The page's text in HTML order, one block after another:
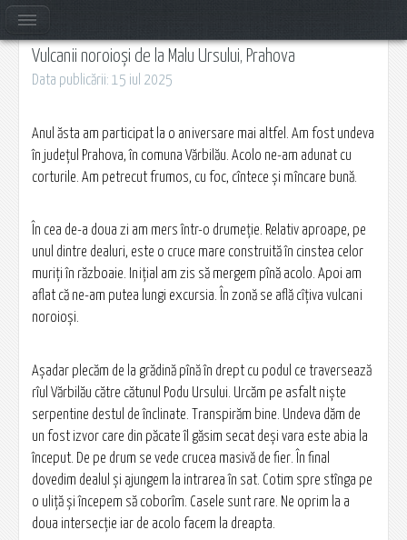
Vulcanii noroioși de la Malu Ursului, Prahova
Data publicării: 15 iul 2025
Anul ăsta am participat la o aniversare mai altfel. Am fost undeva
în județul Prahova, în comuna Vărbilău. Acolo ne-am adunat cu
corturile. Am petrecut frumos, cu foc, cîntece și mîncare bună.
În cea de-a doua zi am mers într-o drumeție. Relativ aproape, pe
unul dintre dealuri, este o cruce mare construită în cinstea celor
muriți în războaie. Inițial am zis să mergem pînă acolo. Apoi am
aflat că ne-am putea lungi excursia. În zonă se află cîțiva vulcani
noroioși.
Așadar plecăm de la grădină pînă în drept cu podul ce traversează
rîul Vărbilău către cătunul Podu Ursului. Urcăm pe asfalt niște
serpentine destul de înclinate. Transpirăm bine. Undeva dăm de
un fost izvor care din păcate îl găsim secat deși vara este abia la
început. De pe drum se vede crucea masivă de fier. În final
dovedim dealul și ajungem la intrarea în sat. Cotim spre stînga pe
o uliță și începem să coborîm. Casele sunt rare. Ne oprim la a
doua intersecție iar de acolo facem la dreapta.